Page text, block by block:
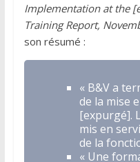
Implementation at the
Training Report,
son résumé :
« B&V a
de la mise
[expurgé].
mis en
de la
« Une